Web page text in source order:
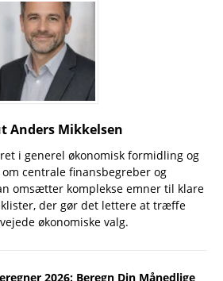
Anders Mikkelsen
i generel økonomisk formidling og
centrale finansbegreber og
omsætter komplekse emner til klare
der gør det lettere at træffe
økonomiske valg.
2026: Beregn Din Månedlige